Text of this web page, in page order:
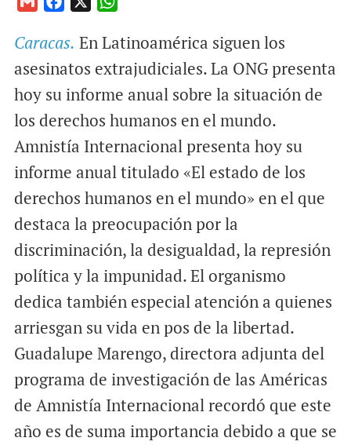
a
i
c
e
o
o
k
a
t
A
p
p
Caracas. En Latinoamérica siguen los
asesinatos extrajudiciales. La ONG presenta
hoy su informe anual sobre la situación de
los derechos humanos en el mundo.
Amnistía Internacional presenta hoy su
informe anual titulado «El estado de los
derechos humanos en el mundo» en el que
destaca la preocupación por la
discriminación, la desigualdad, la represión
política y la impunidad. El organismo
dedica también especial atención a quienes
arriesgan su vida en pos de la libertad.
Guadalupe Marengo, directora adjunta del
programa de investigación de las Américas
de Amnistía Internacional recordó que este
año es de suma importancia debido a que se